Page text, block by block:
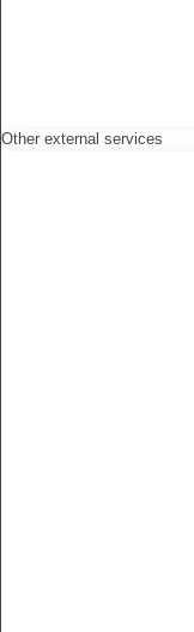
Other external services